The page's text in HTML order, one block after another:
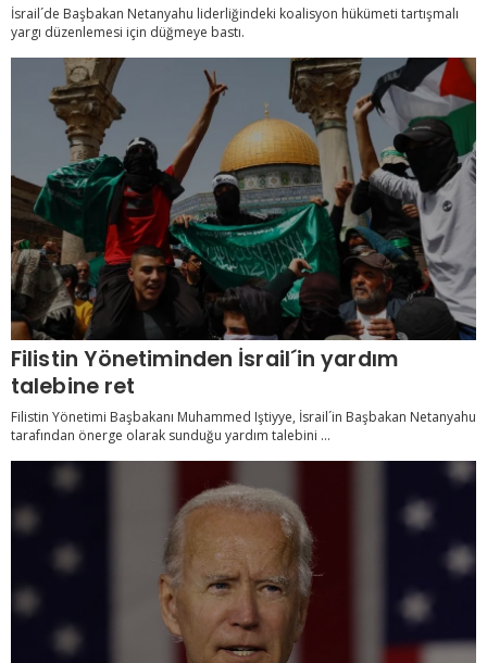
İsrail´de Başbakan Netanyahu liderliğindeki koalisyon hükümeti tartışmalı
yargı düzenlemesi için düğmeye bastı.
Filistin Yönetiminden İsrail´in yardım
talebine ret
Filistin Yönetimi Başbakanı Muhammed Iştiyye, İsrail´in Başbakan Netanyahu
tarafından önerge olarak sunduğu yardım talebini ...